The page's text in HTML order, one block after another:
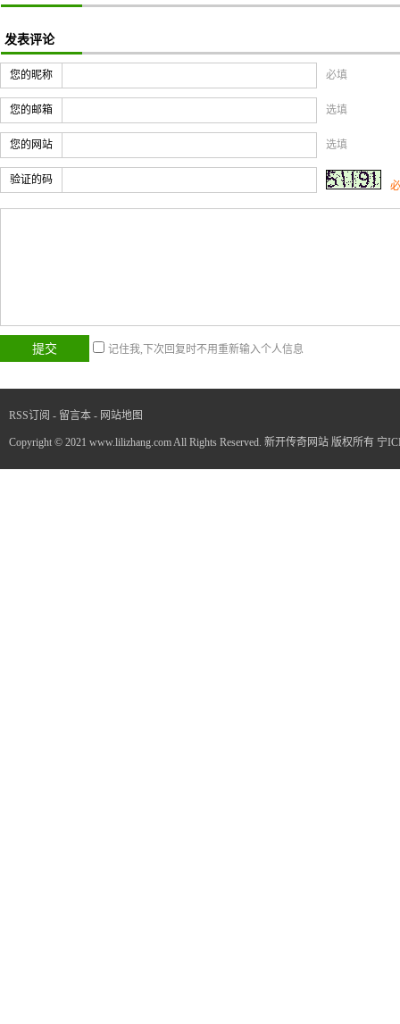
发表评论
您的昵称 必填
您的邮箱 选填
您的网站 选填
验证的码
记住我,下次回复时不用重新输入个人信息
RSS订阅 - 留言本 - 网站地图
Copyright © 2021 www.lilizhang.com All Rights Reserved. 新开传奇网站 版权所有 宁